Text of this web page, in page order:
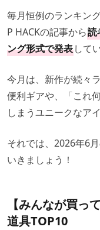
毎月恒例のランキン
P HACKの記事から読
ング形式で発表して
今月は、新作が続々
便利ギアや、「これ
しまうユニークなア
それでは、2026年6
いきましょう！
【みんなが買っ
道具TOP10